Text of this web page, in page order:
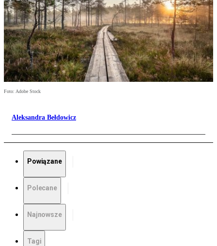
Foto: Adobe Stock
Aleksandra Bełdowicz
Powiązane
Polecane
Najnowsze
Tagi